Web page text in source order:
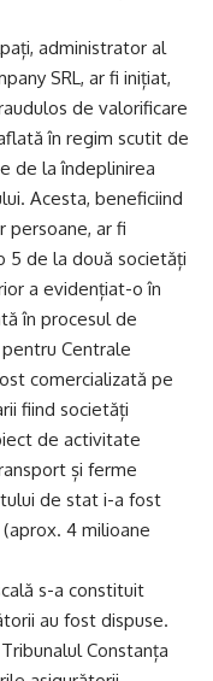
administrator al
SRL, ar fi inițiat,
de valorificare
în regim scutit de
de la îndeplinirea
Acesta, beneficiind
persoane, ar fi
5 de la două societăți
a evidențiat-o în
în procesul de
Centrale
comercializată pe
fiind societăți
de activitate
și ferme
de stat i-a fost
4 milioane
s-a constituit
au fost dispuse.
Constanța